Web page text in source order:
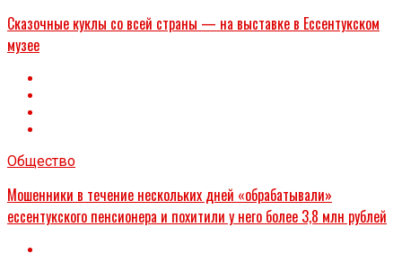
Сказочные куклы со всей страны — на выставке в Ессентукском
музее
Общество
Мошенники в течение нескольких дней «обрабатывали»
ессентукского пенсионера и похитили у него более 3,8 млн рублей